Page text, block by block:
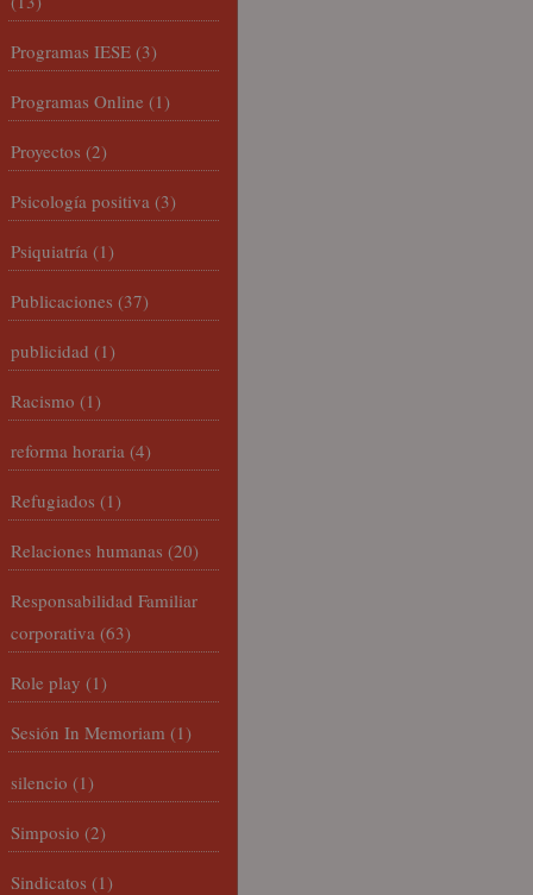
Programas IESE (3)
Programas Online (1)
Proyectos (2)
Psicología positiva (3)
Psiquiatría (1)
Publicaciones (37)
publicidad (1)
Racismo (1)
reforma horaria (4)
Refugiados (1)
Relaciones humanas (20)
Responsabilidad Familiar
corporativa (63)
Role play (1)
Sesión In Memoriam (1)
silencio (1)
Simposio (2)
Sindicatos (1)